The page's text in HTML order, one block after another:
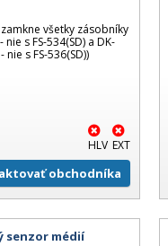
všetky zásobníky
s FS-534(SD) a DK-
s FS-536(SD))
HLV EXT
obchodníka
senzor médií